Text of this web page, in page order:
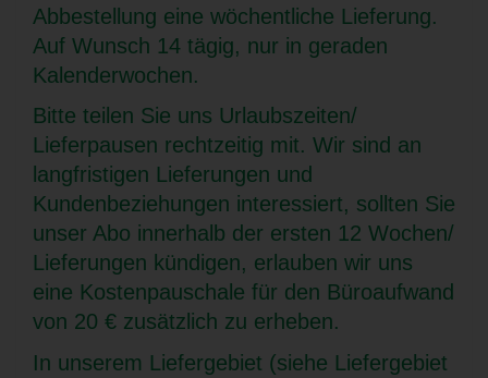
Abbestellung eine wöchentliche Lieferung.
Auf Wunsch 14 tägig, nur in geraden
Kalenderwochen.
Bitte teilen Sie uns Urlaubszeiten/
Lieferpausen rechtzeitig mit. Wir sind an
langfristigen Lieferungen und
Kundenbeziehungen interessiert, sollten Sie
unser Abo innerhalb der ersten 12 Wochen/
Lieferungen kündigen, erlauben wir uns
eine Kostenpauschale für den Büroaufwand
von 20 € zusätzlich zu erheben.
In unserem Liefergebiet (siehe Liefergebiet